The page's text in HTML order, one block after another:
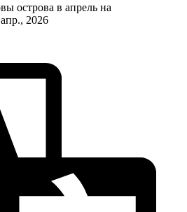
острова в апрель на
2026